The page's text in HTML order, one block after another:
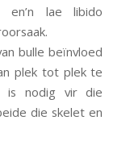
en’n lae libido
bulle beïnvloed
plek tot plek te
is nodig vir die
die skelet en